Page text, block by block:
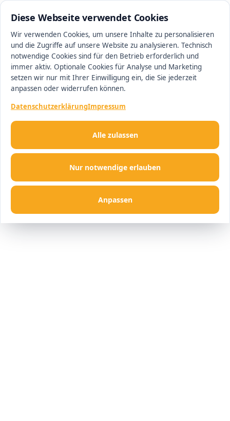
Diese Webseite verwendet Cookies
Wir verwenden Cookies, um unsere Inhalte zu personalisieren
und die Zugriffe auf unsere Website zu analysieren. Technisch
notwendige Cookies sind für den Betrieb erforderlich und
immer aktiv. Optionale Cookies für Analyse und Marketing
setzen wir nur mit Ihrer Einwilligung ein, die Sie jederzeit
anpassen oder widerrufen können.
DatenschutzerklärungImpressum
Nur notwendige erlauben
Anpassen
Alle zulassen